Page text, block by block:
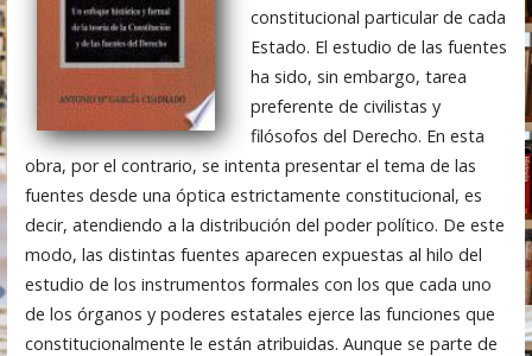
constitucional particular de cada
Estado. El estudio de las fuentes
ha sido, sin embargo, tarea
preferente de civilistas y
filósofos del Derecho. En esta
obra, por el contrario, se intenta presentar el tema de las
fuentes desde una óptica estrictamente constitucional, es
decir, atendiendo a la distribución del poder político. De este
modo, las distintas fuentes aparecen expuestas al hilo del
estudio de los instrumentos formales con los que cada uno
de los órganos y poderes estatales ejerce las funciones que
constitucionalmente le están atribuidas. Aunque se parte de